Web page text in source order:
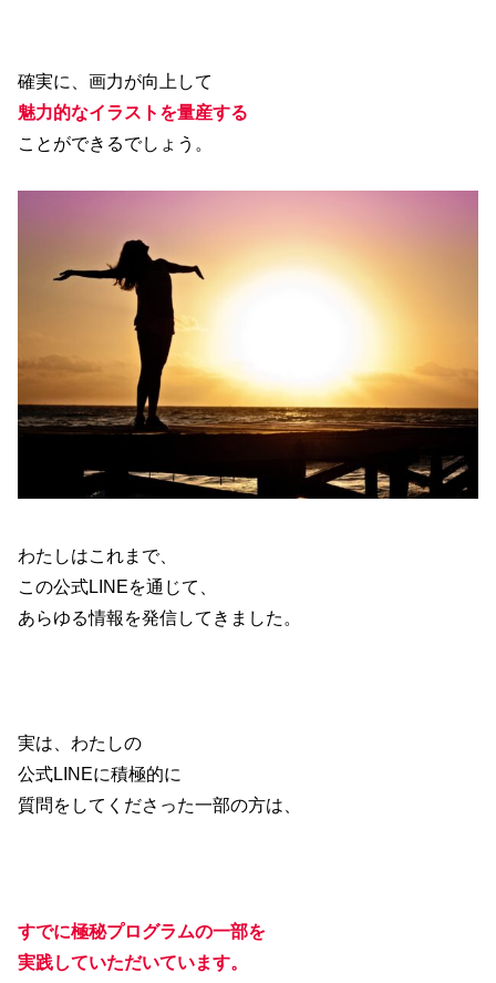
確実に、画力が向上して
魅力的なイラストを量産する
ことができるでしょう。
わたしはこれまで、
この公式LINEを通じて、
あらゆる情報を発信してきました。
実は、わたしの
公式LINEに積極的に
質問をしてくださった一部の方は、
すでに極秘プログラムの一部を
実践していただいています。